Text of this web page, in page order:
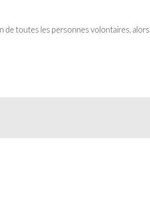
toutes les personnes volontaires,